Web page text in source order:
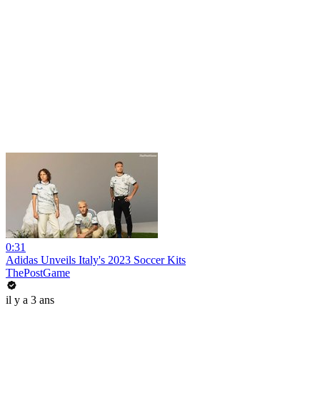
0:31
Adidas Unveils Italy's 2023 Soccer Kits
ThePostGame
il y a 3 ans